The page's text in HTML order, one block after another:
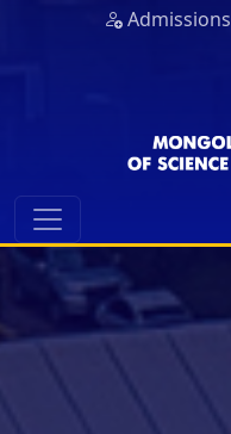
Admissions